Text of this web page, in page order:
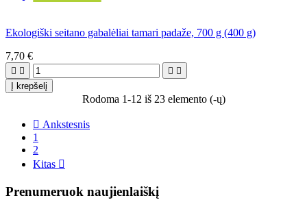
Ekologiški seitano gabalėliai tamari padaže, 700 g (400 g)
7,70 €
   
Į krepšelį
Rodoma 1-12 iš 23 elemento (-ų)
 Ankstesnis
1
2
Kitas 
Prenumeruok naujienlaiškį